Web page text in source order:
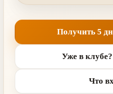
Получить 5
Уже в
Что